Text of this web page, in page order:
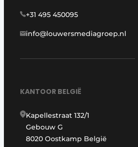
+31 495 450095
info@louwersmediagroep.nl
KANTOOR BELGIË
Kapellestraat 132/1
Gebouw G
8020 Oostkamp België